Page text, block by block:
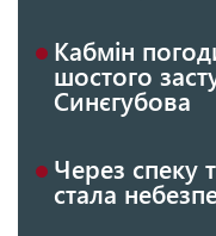
Кабмін
шостого
Синєгубова
Через спеку
стала